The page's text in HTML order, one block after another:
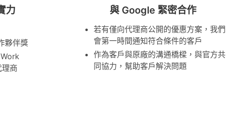
力
夥伴獎
商
與 Google 緊密合作
若有僅向代理商公開的優惠方案，我們
會第一時間通知符合條件的客戶
作為客戶與原廠的溝通橋樑，與官方共
同協力，幫助客戶解決問題